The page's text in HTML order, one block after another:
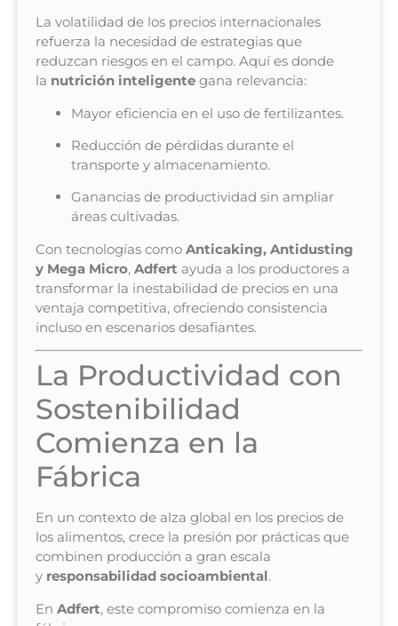
La volatilidad de los precios internacionales
refuerza la necesidad de estrategias que
reduzcan riesgos en el campo. Aquí es donde
la nutrición inteligente gana relevancia:
Mayor eficiencia en el uso de fertilizantes.
Reducción de pérdidas durante el
transporte y almacenamiento.
Ganancias de productividad sin ampliar
áreas cultivadas.
Con tecnologías como Anticaking, Antidusting
y Mega Micro, Adfert ayuda a los productores a
transformar la inestabilidad de precios en una
ventaja competitiva, ofreciendo consistencia
incluso en escenarios desafiantes.
La Productividad con
Sostenibilidad
Comienza en la
Fábrica
En un contexto de alza global en los precios de
los alimentos, crece la presión por prácticas que
combinen producción a gran escala
y responsabilidad socioambiental.
En Adfert, este compromiso comienza en la